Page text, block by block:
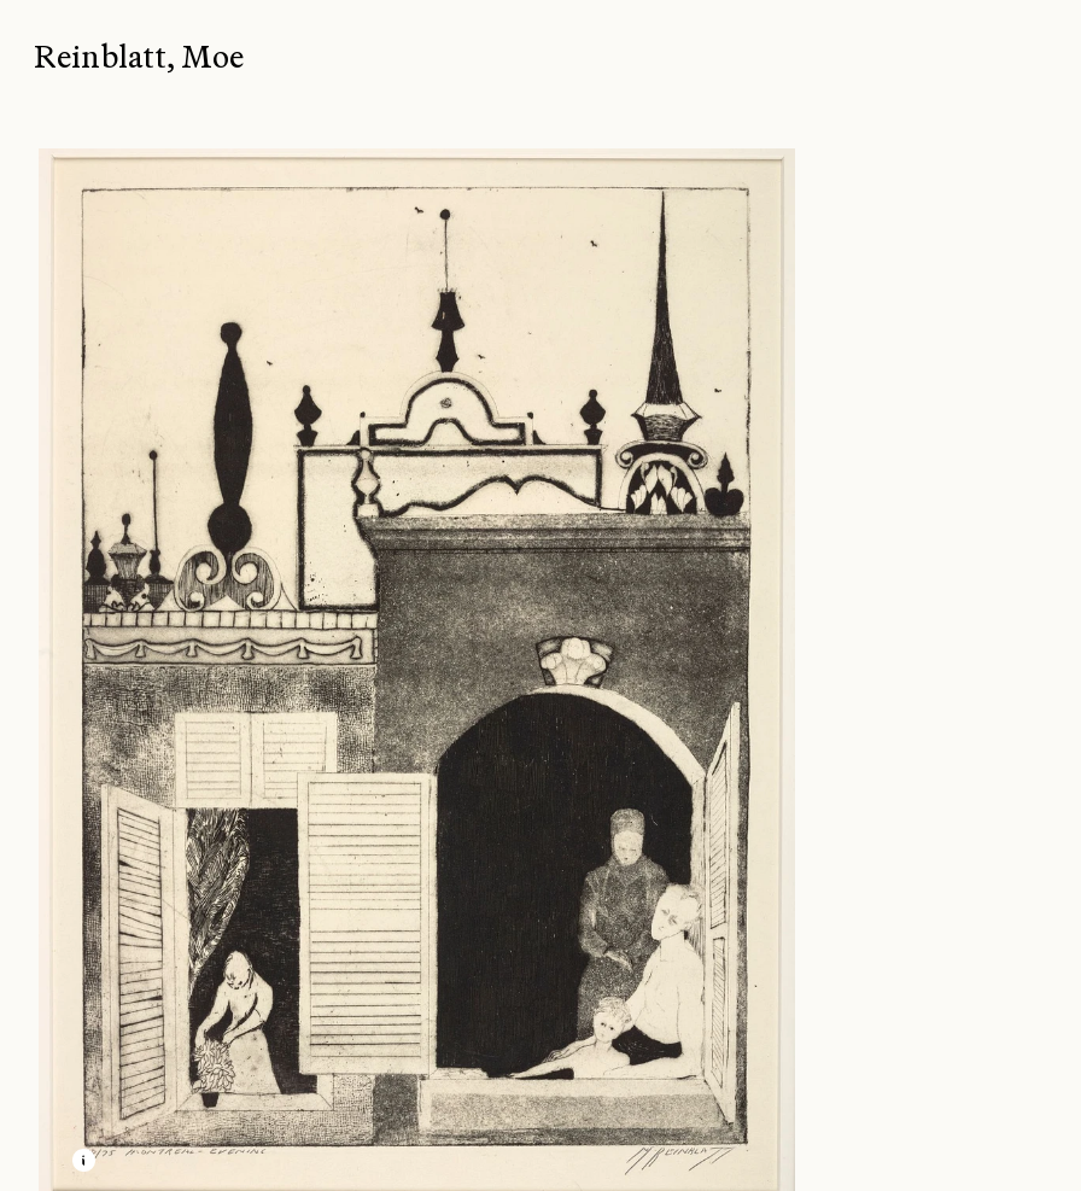
Reinblatt, Moe
EN SAVOIR PLUS SUR CETTE IMAGE
OUVRIR LA MODALE